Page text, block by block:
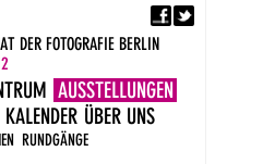
DER FOTOGRAFIE BERLIN
AUSSTELLUNGEN
RUNDGÄNGE
KALENDER ÜBER UNS